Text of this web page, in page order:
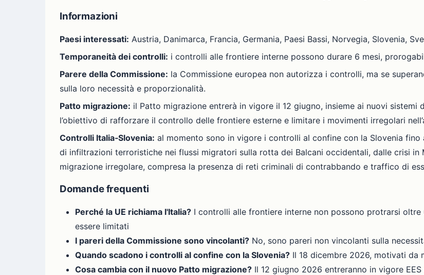
Informazioni
Paesi interessati: Austria, Danimarca, Francia, Germania, Paesi Bassi, Norvegia, Slovenia,
Temporaneità dei controlli: i controlli alle frontiere interne possono durare 6 mesi,
Parere della Commissione: la Commissione europea non autorizza i controlli, ma se
sulla loro necessità e proporzionalità.
Patto migrazione: il Patto migrazione entrerà in vigore il 12 giugno, insieme ai nuovi sistemi
l’obiettivo di rafforzare il controllo delle frontiere esterne e limitare i movimenti irregolari
Controlli Italia‑Slovenia: al momento sono in vigore i controlli al confine con la Slovenia
di infiltrazioni terroristiche nei flussi migratori sulla rotta dei Balcani occidentali, dalle crisi in
migrazione irregolare, compresa la presenza di reti criminali di contrabbando e traffico di
Domande frequenti
Perché la UE richiama l'Italia? I controlli alle frontiere interne non possono protrarsi
essere limitati
I pareri della Commissione sono vincolanti? No, sono pareri non vincolanti sulla
Quando scadono i controlli al confine con la Slovenia? Il 18 dicembre 2026, motivati da
Cosa cambia con il nuovo Patto migrazione? Il 12 giugno 2026 entreranno in vigore